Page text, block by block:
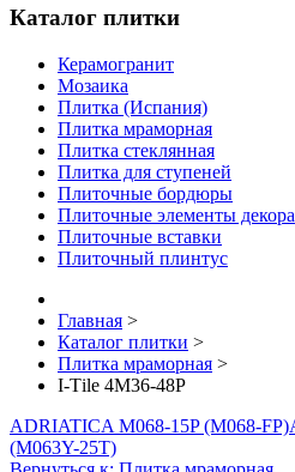
Каталог плитки
Керамогранит
Мозаика
Плитка (Испания)
Плитка мраморная
Плитка стеклянная
Плитка для ступеней
Плиточные бордюры
Плиточные элементы декора
Плиточные вставки
Плиточный плинтус
Главная >
Каталог плитки >
Плитка мраморная >
I-Тilе 4M36-48P
ADRIATICA M068-15P (M068-FP)
(M063Y-25T)